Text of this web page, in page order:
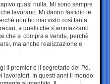
quasi nulla. Mi sono sempre
lavorano. Mi danno fastidio le
non ho mai visto così tanta
a quelli che s’ammazzano
che si compra e vende, perchè
ma anche realizzazione e
il premier è il segretario del Pd.
lavoratori. In questi anni il mondo